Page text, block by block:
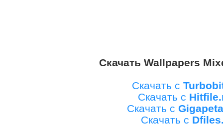
Скачать Wallpapers
Скачать с
Скачать с
Скачать с
Скачать с